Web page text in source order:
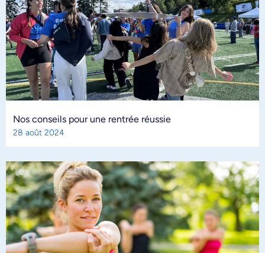
Nos conseils pour une rentrée réussie
28 août 2024